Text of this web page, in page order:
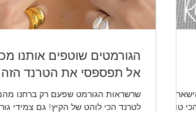
5 הטיפים הכי טובים
הגורמטים שוטפים אותנו מכל
אל תפספסי את הטרנד הזה
שרשראות הגורמט שפעם רק ברחנו
לטרנד הכי לוהט של הקיץ! גם צמידי